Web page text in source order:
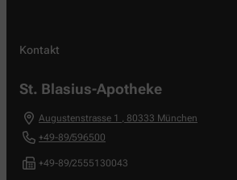
Kontakt
St. Blasius-Apotheke
Augustenstrasse 1 , 80333 München
+49-89/596500
+49-89/2555130043